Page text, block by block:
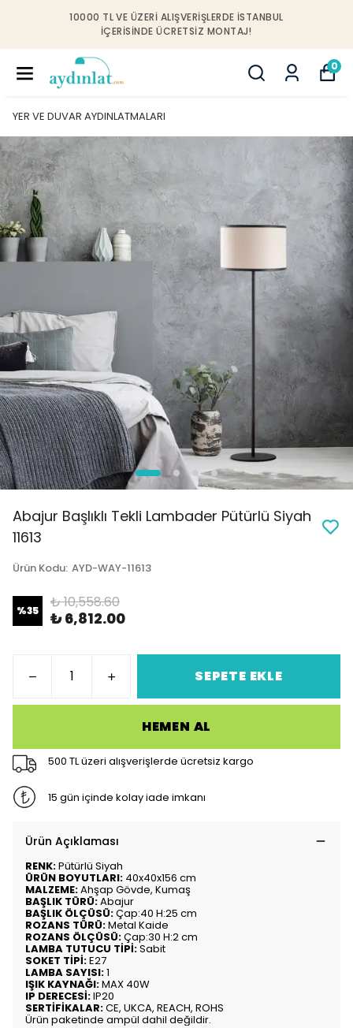
10000 TL VE ÜZERI ALIŞVERIŞLERDE İSTANBUL
IÇERISINDE ÜCRETSIZ MONTAJ!
0
YER VE DUVAR AYDINLATMALARI
Abajur Başlıklı Tekli Lambader Pütürlü Siyah
11613
Ürün Kodu: AYD-WAY-11613
%35 ₺ 10,558.60
₺ 6,812.00
SEPETE EKLE
HEMEN AL
500 TL üzeri alışverişlerde ücretsiz kargo
15 gün içinde kolay iade imkanı
Ürün Açıklaması
RENK:Pütürlü Siyah
ÜRÜN BOYUTLARI: 40x40x156 cm
MALZEME:Ahşap Gövde, Kumaş
BAŞLIK TÜRÜ:Abajur
BAŞLIK ÖLÇÜSÜ:Çap:40 H:25 cm
ROZANS TÜRÜ:Metal Kaide
ROZANS ÖLÇÜSÜ:Çap:30 H:2 cm
LAMBA TUTUCU TİPİ:Sabit
SOKET TİPİ:E27
LAMBA SAYISI:1
IŞIK KAYNAĞI:MAX 40W
IP DERECESİ:IP20
SERTİFİKALAR:CE, UKCA, REACH, ROHS
Ürün paketinde ampül dahil değildir.